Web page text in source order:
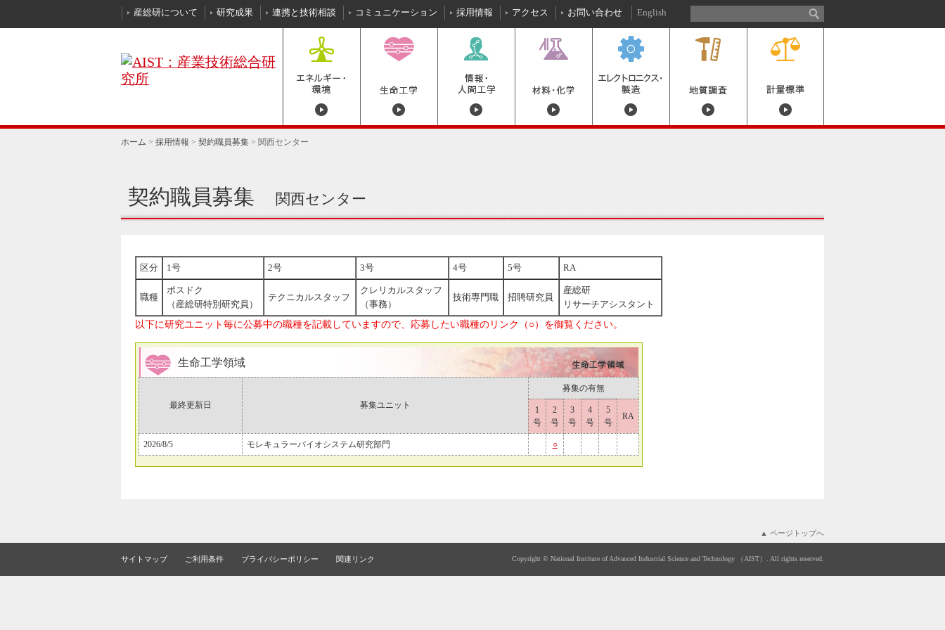
産総研について 研究成果 連携と技術相談 コミュニケーション 採用情報 アクセス お問い合わせ English
ホーム > 採用情報 > 契約職員募集 > 関西センター
契約職員募集 関西センター
区分 1号 2号 3号 4号 5号 RA
職種
ポスドク
（産総研特別研究員）
テクニカルスタッフ
クレリカルスタッフ
（事務）
技術専門職 招聘研究員
産総研
リサーチアシスタント
以下に研究ユニット毎に公募中の職種を記載していますので、応募したい職種のリンク（○）を御覧ください。
生命工学領域
最終更新日 募集ユニット
募集の有無
1
号
2
号
3
号
4
号
5
号
RA
2026/8/5 モレキュラーバイオシステム研究部門 ○
▲ ページトップへ
サイトマップ ご利用条件 プライバシーポリシー 関連リンク Copyright © National Institute of Advanced Industrial Science and Technology （AIST）. All rights reserved.